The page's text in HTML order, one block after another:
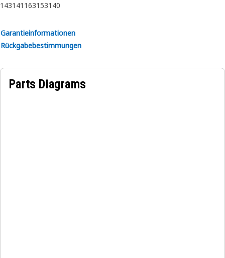
143141 163153140
Garantieinformationen
Rückgabebestimmungen
Parts Diagrams